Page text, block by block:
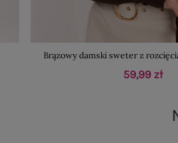
Brązowy damski sweter z
59,99 zł